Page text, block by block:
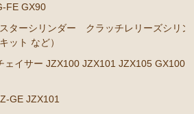
）
プ フィルター ダンパー センダ
ターサポートベアリング ドライブ
ど）
FE GX90
ターシリンダー クラッチレリーズシリン
ット など）
イサー JZX100 JZX101 JZX105 GX100
GE JZX101